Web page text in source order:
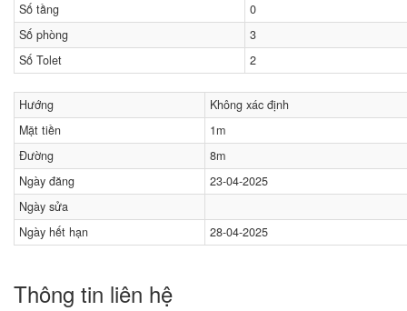
Số tầng
0
Số phòng
3
Số Tolet
2
Hướng
Không xác định
Mặt tiền
1m
Đường
8m
Ngày đăng
23-04-2025
Ngày sửa
Ngày hết hạn
28-04-2025
Thông tin liên hệ